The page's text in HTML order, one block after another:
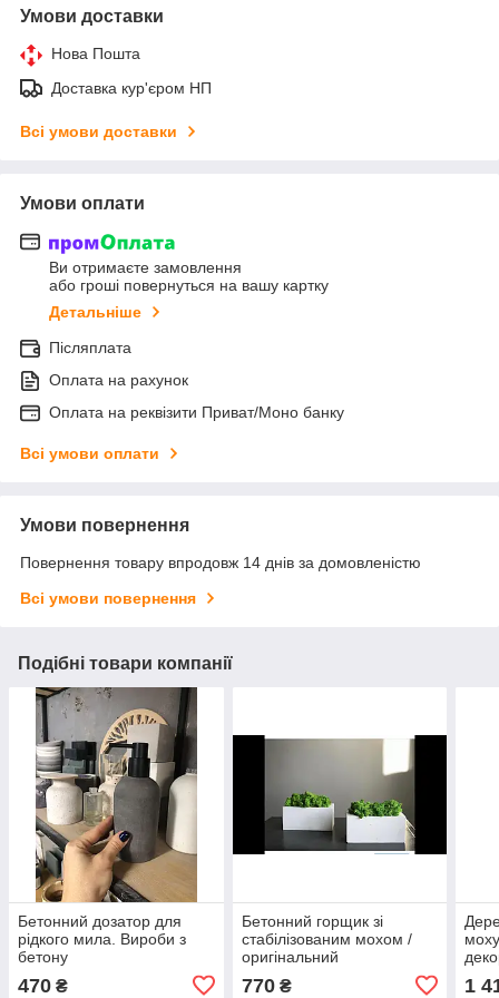
Умови доставки
Нова Пошта
Доставка кур'єром НП
Всі умови доставки
Умови оплати
Ви отримаєте замовлення
або гроші повернуться на вашу картку
Детальніше
Післяплата
Оплата на рахунок
Оплата на реквізити Приват/Моно банку
Всі умови оплати
Умови повернення
Повернення товару впродовж 14 днів за домовленістю
Всі умови повернення
Подібні товари компанії
Бетонний дозатор для
рідкого мила. Вироби з
бетону
470 ₴
Бетонний горщик зі
стабілізованим мохом /
оригінальний
бетону
770₴ 1